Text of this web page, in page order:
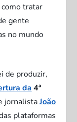
tratar
gente
no mundo
de produzir,
da 4ª
jornalistaJoão
plataformas